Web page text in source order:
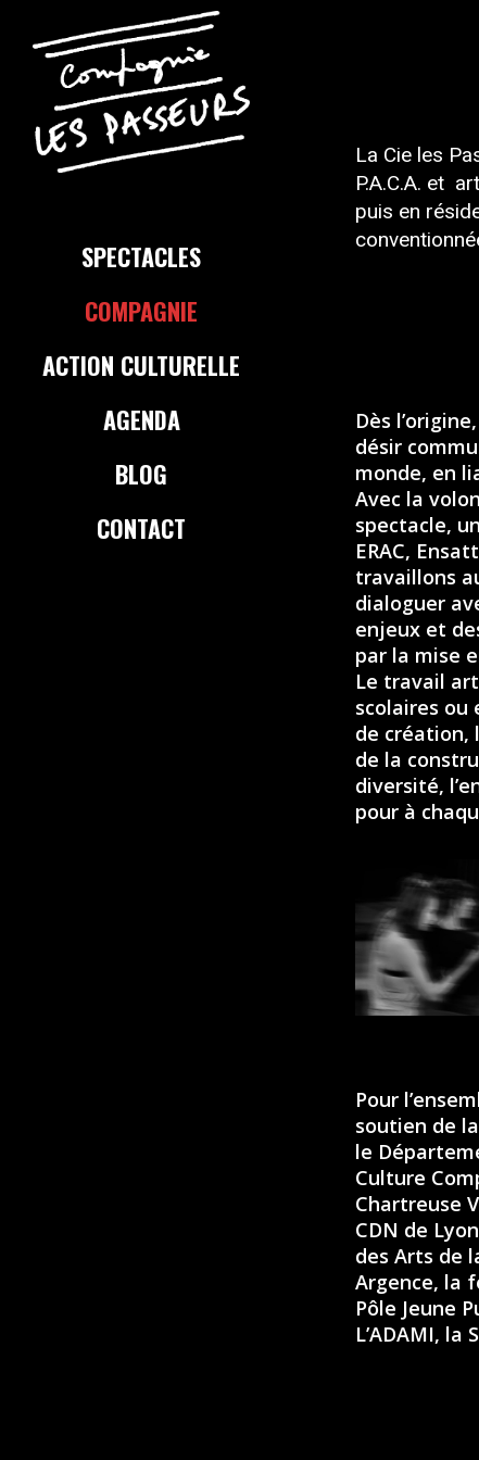
SPECTACLES
COMPAGNIE
ACTION CULTURELLE
AGENDA
BLOG
CONTACT
La Cie les
P.A.C.A. et
puis en
Dès
désir
monde, en
Avec la
spectacle,
ERAC,
travaillons
dialoguer
enjeux et
par la mise
Le travail
scolaires ou
de création,
de la
diversité,
pour à
Pour
soutien de la
le
Culture
Chartreuse
CDN de
des Arts de
Argence, la
Pôle Jeune
L’ADAMI, la